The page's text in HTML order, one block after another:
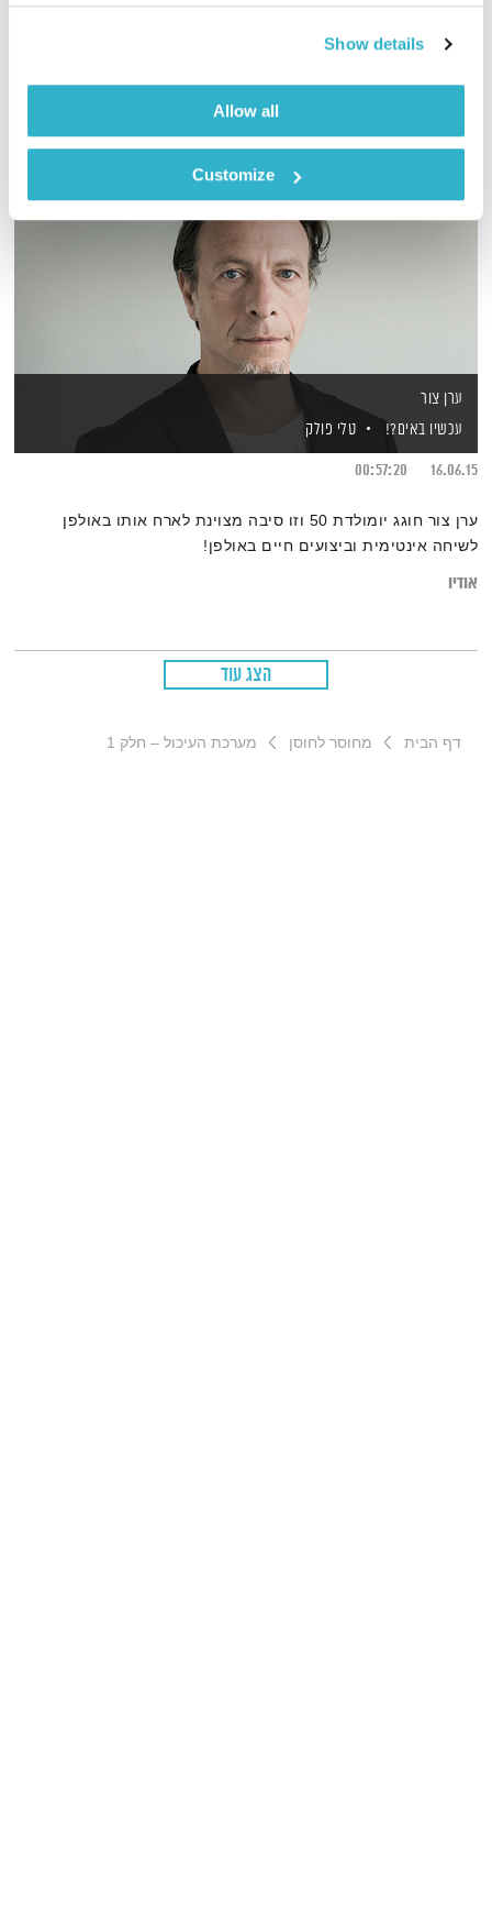
Show details
Allow all
Customize
אודיו
ערן צור
עכשיו באים?!
טלי פולק
16.06.15
00:57:20
ערן צור חוגג יומולדת 50 וזו סיבה מצוינת לארח אותו באולפן
לשיחה אינטימית וביצועים חיים באולפן!
אודיו
הצג עוד
דף הבית מחוסר לחוסן מערכת העיכול – חלק 1